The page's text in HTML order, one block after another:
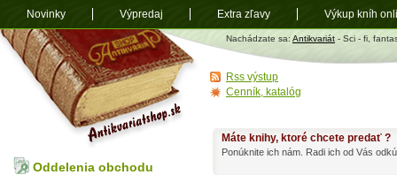
Antikvariát
shop.sk
Nachádzate sa: Antikvariát - Sci - fi,
Máte knihy, ktoré chcete predať ?
Ponúknite ich nám. Radi ich od Vás
Oddelenia obchodu
Rss výstup
Cenník, katalóg
Novinky Výpredaj Extra zľavy Výkup kníh